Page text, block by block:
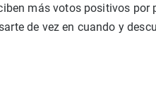
más votos positivos por
de vez en cuando y